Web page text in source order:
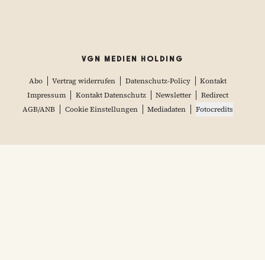
VGN MEDIEN HOLDING
Abo Vertrag widerrufen Datenschutz-Policy
Kontakt
Impressum
Kontakt Datenschutz Newsletter
Redirect
AGB/ANB
Cookie Einstellungen Mediadaten Fotocredits